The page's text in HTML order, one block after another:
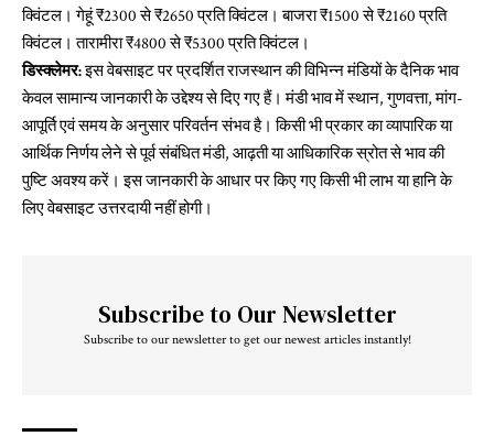
क्विंटल। गेहूं ₹2300 से ₹2650 प्रति क्विंटल। बाजरा ₹1500 से ₹2160 प्रति
क्विंटल। तारामीरा ₹4800 से ₹5300 प्रति क्विंटल।
डिस्क्लेमर:इस वेबसाइट पर प्रदर्शित राजस्थान की विभिन्न मंडियों के दैनिक भाव
केवल सामान्य जानकारी के उद्देश्य से दिए गए हैं। मंडी भाव में स्थान, गुणवत्ता, मांग-
आपूर्ति एवं समय के अनुसार परिवर्तन संभव है। किसी भी प्रकार का व्यापारिक या
आर्थिक निर्णय लेने से पूर्व संबंधित मंडी, आढ़ती या आधिकारिक स्रोत से भाव की
पुष्टि अवश्य करें। इस जानकारी के आधार पर किए गए किसी भी लाभ या हानि के
लिए वेबसाइट उत्तरदायी नहीं होगी।
Subscribe to Our Newsletter
Subscribe to our newsletter to get our newest articles instantly!